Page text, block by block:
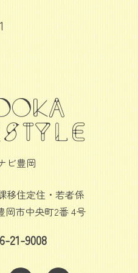
1
ビ豊岡
移住定住・若者係
岡市中央町2番 4号
21-9008